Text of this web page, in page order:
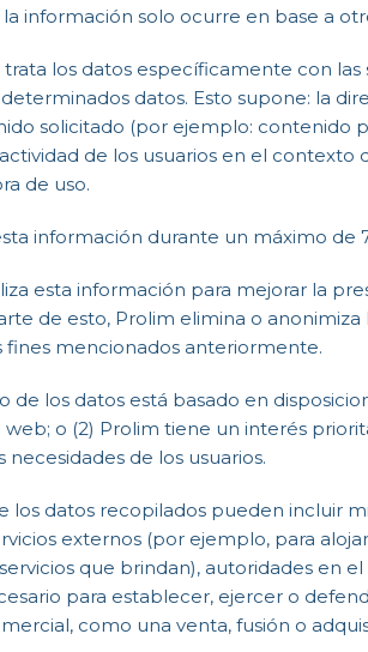
información solo ocurre en base a
los datos específicamente con
datos. Esto supone: la
solicitado (por ejemplo: contenido
actividad de los usuarios en el
de uso.
información durante un máximo de
esta información para mejorar la
de esto, Prolim elimina o
fines mencionados anteriormente.
de los datos está basado en
web; o (2) Prolim tiene un interés
necesidades de los usuarios.
los datos recopilados pueden incluir
externos (por ejemplo, para
que brindan), autoridades en
para establecer, ejercer o
como una venta, fusión o